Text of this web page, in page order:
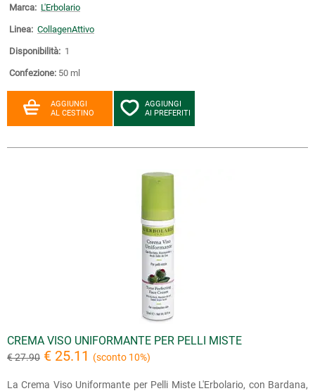
Marca: L'Erbolario
Linea: CollagenAttivo
Disponibilità: 1
Confezione: 50 ml
AGGIUNGI
AL CESTINO
AGGIUNGI
AI PREFERITI
CREMA VISO UNIFORMANTE PER PELLI MISTE
€ 27.90 € 25.11 (sconto 10%)
La Crema Viso Uniformante per Pelli Miste L'Erbolario, con Bardana,